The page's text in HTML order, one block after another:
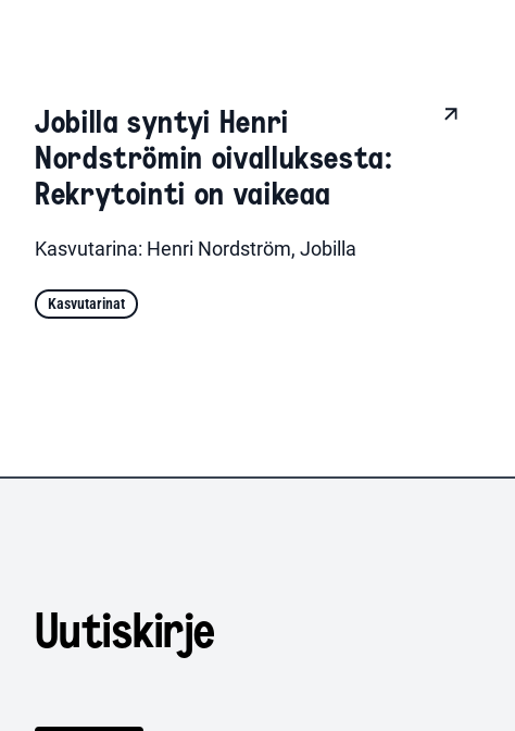
Jobilla syntyi Henri
Nordströmin oivalluksesta:
Rekrytointi on vaikeaa
Kasvutarina: Henri Nordström, Jobilla
Kasvutarinat
Uutiskirje